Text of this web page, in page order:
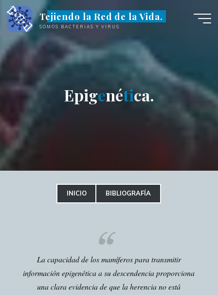
Saltar
contenido
Tejiendo la Red de la Vida.
SOMOS BACTERIAS Y VIRUS.
Epigenética.
INICIO BIBLIOGRAFÍA
La capacidad de los mamíferos para transmitir
información epigenética a su descendencia proporciona
una clara evidencia de que la herencia no está